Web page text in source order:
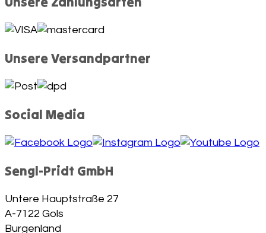
Unsere Versandpartner
Social Media
Sengl-Pridt GmbH
Untere Hauptstraße 27
A-7122 Gols
Burgenland